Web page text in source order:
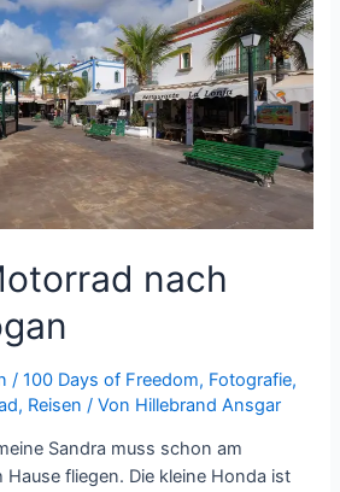
nach
/100 Days of Freedom, Fotografie,
, Reisen / Von Hillebrand Ansgar
Sandra muss schon am
fliegen. Die kleine Honda ist